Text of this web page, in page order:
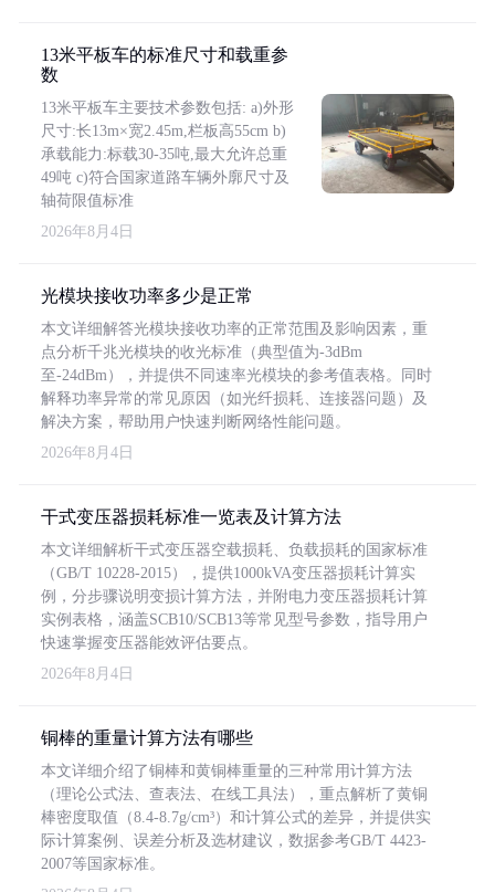
13米平板车的标准尺寸和载重参
数
13米平板车主要技术参数包括: a)外形
尺寸:长13m×宽2.45m,栏板高55cm b)
承载能力:标载30-35吨,最大允许总重
49吨 c)符合国家道路车辆外廓尺寸及
轴荷限值标准
2026年8月4日
光模块接收功率多少是正常
本文详细解答光模块接收功率的正常范围及影响因素，重
点分析千兆光模块的收光标准（典型值为-3dBm
至-24dBm），并提供不同速率光模块的参考值表格。同时
解释功率异常的常见原因（如光纤损耗、连接器问题）及
解决方案，帮助用户快速判断网络性能问题。
2026年8月4日
干式变压器损耗标准一览表及计算方法
本文详细解析干式变压器空载损耗、负载损耗的国家标准
（GB/T 10228-2015），提供1000kVA变压器损耗计算实
例，分步骤说明变损计算方法，并附电力变压器损耗计算
实例表格，涵盖SCB10/SCB13等常见型号参数，指导用户
快速掌握变压器能效评估要点。
2026年8月4日
铜棒的重量计算方法有哪些
本文详细介绍了铜棒和黄铜棒重量的三种常用计算方法
（理论公式法、查表法、在线工具法），重点解析了黄铜
棒密度取值（8.4-8.7g/cm³）和计算公式的差异，并提供实
际计算案例、误差分析及选材建议，数据参考GB/T 4423-
2007等国家标准。